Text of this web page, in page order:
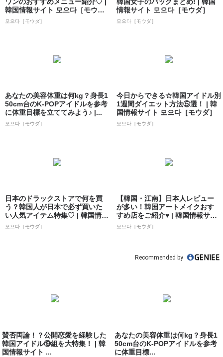
ワンのおすすめメニュー紹介♡ |
韓国情報サイト 모으다［モウ
ダ］
모으다［モウダ］
韓国女子のバッグまとめ! | 韓国
情報サイト 모으다［モウダ］
모으다［モウダ］
あなたの美容体重は何kg？身長1
50cm台のK-POPアイドルを参考
に体重目標を立ててみよう♪ |...
모으다［モウダ］
今日からできる☆韓国アイドル別
1週間ダイエット方法⑤選！ | 韓
国情報サイト 모으다［モウダ］
모으다［モウダ］
日本のドラックストアで何を買
う？韓国人が日本で必ず買いた
い人気アイテム特集♡ | 韓国情報
サイト ...
모으다［モウダ］
【韓国・江南】日本人レビュー
が多い！韓国アートメイクおす
すめ店をご紹介♥ | 韓国情報サイ
ト 모으...
모으다［モウダ］
Recommended by
賛否両論！？公開恋愛を経験した
韓国アイドル⑲組を大特集！ | 韓
国情報サイト ...
あなたの美容体重は何kg？身長1
50cm台のK-POPアイドルを参考
に体重目標...